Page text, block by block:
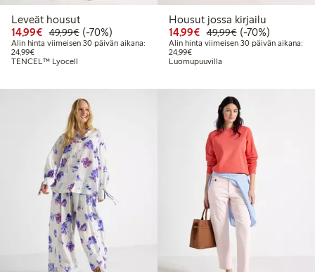
Leveät housut
14,99€ Alennettu hinta: 14,99 €
49,99€Normaalihinta: 49,99 €
70% alennus
(-70%)
Alin hinta viimeisen 30 päivän aikana:
24,99€Alin hinta viimeisen 30 päivän aikana: 24,99 €
TENCEL™ Lyocell
Housut jossa kirjailu
14,99€ Alennettu hinta: 14,99
49,99€Normaalihinta:
70% alennus
(-70%)
Alin hinta viimeisen 30 päivän aikana:
24,99€Alin hinta viimeisen 30 päivän
Luomupuuvilla